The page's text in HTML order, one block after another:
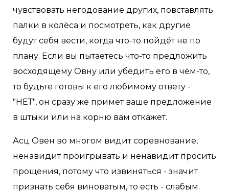
чувствовать негодование других, повставлять
палки в колёса и посмотреть, как другие
будут себя вести, когда что-то пойдёт не по
плану. Если вы пытаетесь что-то предложить
восходящему Овну или убедить его в чём-то,
то будьте готовы к его любимому ответу -
"НЕТ", он сразу же примет ваше предложение
в штыки или на корню вам откажет.
Асц Овен во многом видит соревнование,
ненавидит проигрывать и ненавидит просить
прощения, потому что извиняться - значит
признать себя виноватым, то есть - слабым.